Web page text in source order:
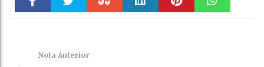
Nota Anterior